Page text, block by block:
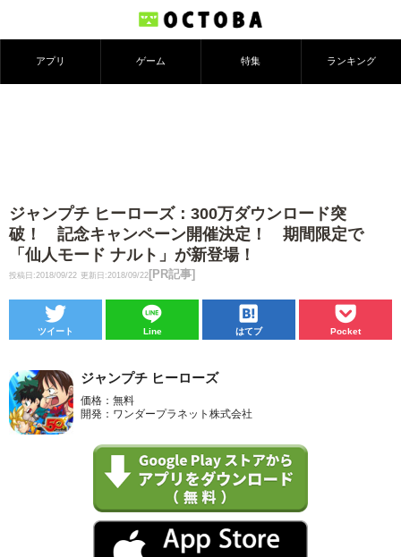
アプリ ゲーム 特集 ランキング
ジャンプチ ヒーローズ：300万ダウンロード突
破！ 記念キャンペーン開催決定！ 期間限定で
「仙人モード ナルト」が新登場！
投稿日:2018/09/22 更新日:2018/09/22 [PR記事]
ツイート Line はてブ Pocket
ジャンプチ ヒーローズ
価格：無料
開発：ワンダープラネット株式会社